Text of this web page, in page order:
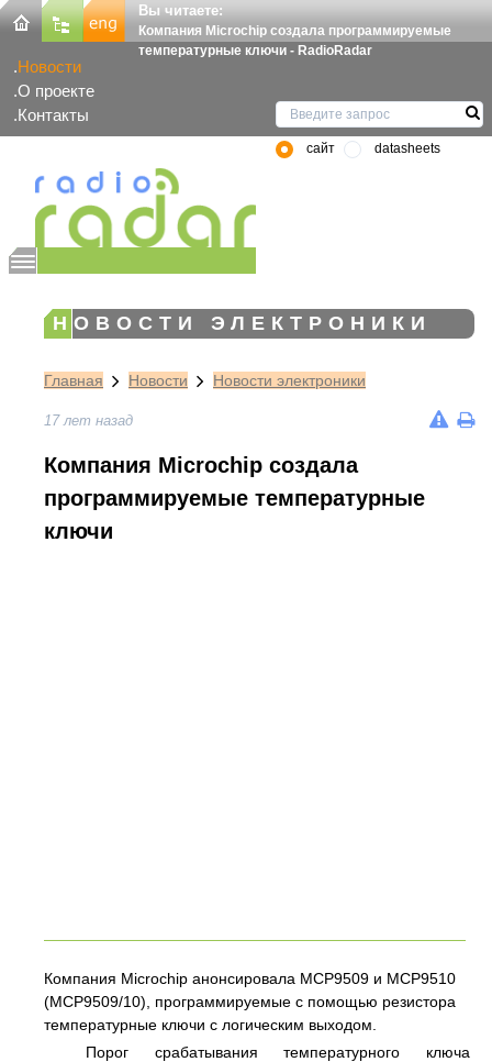
Вы читаете:
Компания Microchip создала программируемые
температурные ключи - RadioRadar
Новости
О проекте
Контакты
сайт datasheets
НОВОСТИ ЭЛЕКТРОНИКИ
Главная Новости Новости электроники
17 лет назад
Компания Microchip создала
программируемые температурные
ключи
Компания Microchip анонсировала MCP9509 и MCP9510
(MCP9509/10), программируемые с помощью резистора
температурные ключи с логическим выходом.
Порог срабатывания температурного ключа